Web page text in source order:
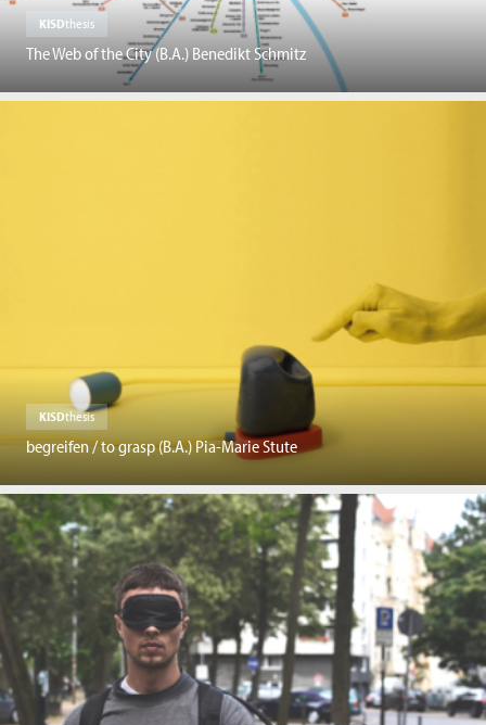
KISDthesis
The Web of the City (B.A.) Benedikt Schmitz
KISDthesis
begreifen / to grasp (B.A.) Pia-Marie Stute